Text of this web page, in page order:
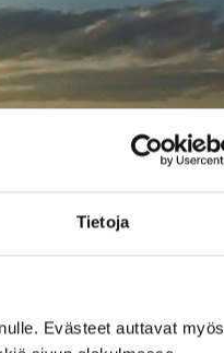
Tietoja
Evästeet auttavat myös